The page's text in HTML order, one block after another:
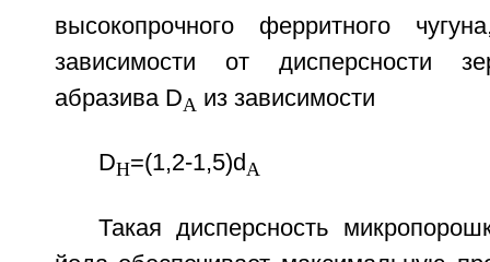
высокопрочного ферритного
зависимости от дисперсности
абразива DА из зависимости
DH=(1,2-1,5)dA
Такая дисперсность